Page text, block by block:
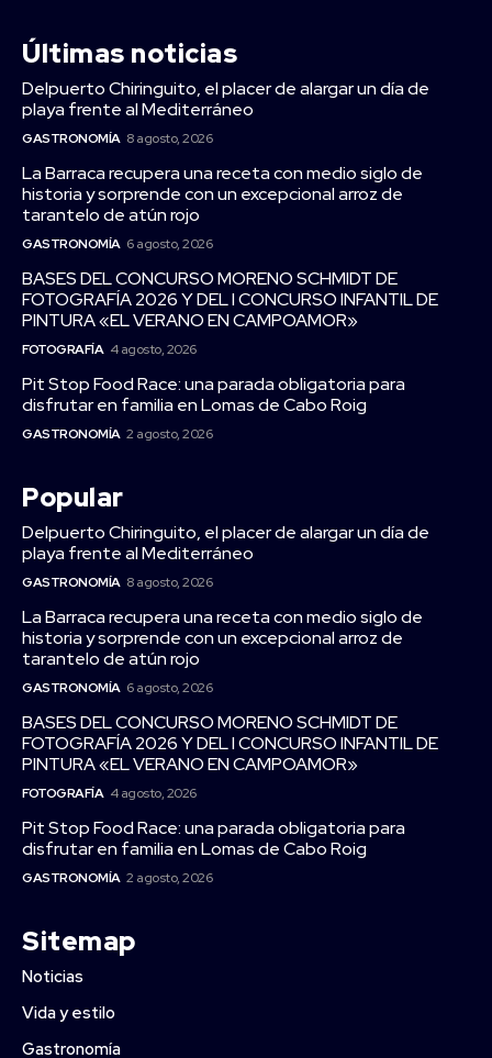
Últimas noticias
Delpuerto Chiringuito, el placer de alargar un día de
playa frente al Mediterráneo
GASTRONOMÍA 8 agosto, 2026
La Barraca recupera una receta con medio siglo de
historia y sorprende con un excepcional arroz de
tarantelo de atún rojo
GASTRONOMÍA 6 agosto, 2026
BASES DEL CONCURSO MORENO SCHMIDT DE
FOTOGRAFÍA 2026 Y DEL I CONCURSO INFANTIL DE
PINTURA «EL VERANO EN CAMPOAMOR»
FOTOGRAFÍA 4 agosto, 2026
Pit Stop Food Race: una parada obligatoria para
disfrutar en familia en Lomas de Cabo Roig
GASTRONOMÍA 2 agosto, 2026
Popular
Delpuerto Chiringuito, el placer de alargar un día de
playa frente al Mediterráneo
GASTRONOMÍA 8 agosto, 2026
La Barraca recupera una receta con medio siglo de
historia y sorprende con un excepcional arroz de
tarantelo de atún rojo
GASTRONOMÍA 6 agosto, 2026
BASES DEL CONCURSO MORENO SCHMIDT DE
FOTOGRAFÍA 2026 Y DEL I CONCURSO INFANTIL DE
PINTURA «EL VERANO EN CAMPOAMOR»
FOTOGRAFÍA 4 agosto, 2026
Pit Stop Food Race: una parada obligatoria para
disfrutar en familia en Lomas de Cabo Roig
GASTRONOMÍA 2 agosto, 2026
Sitemap
Noticias
Vida y estilo
Gastronomía